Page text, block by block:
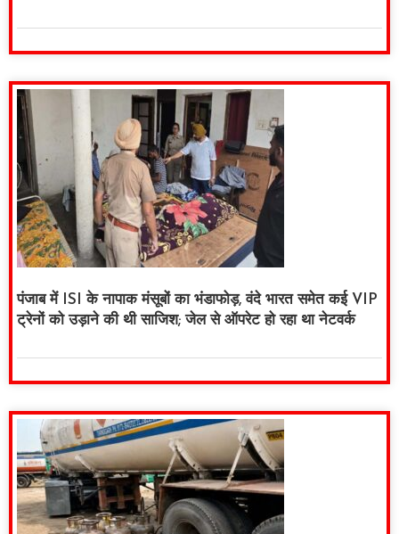
पंजाब में ISI के नापाक मंसूबों का भंडाफोड़, वंदे भारत समेत कई VIP
ट्रेनों को उड़ाने की थी साजिश; जेल से ऑपरेट हो रहा था नेटवर्क